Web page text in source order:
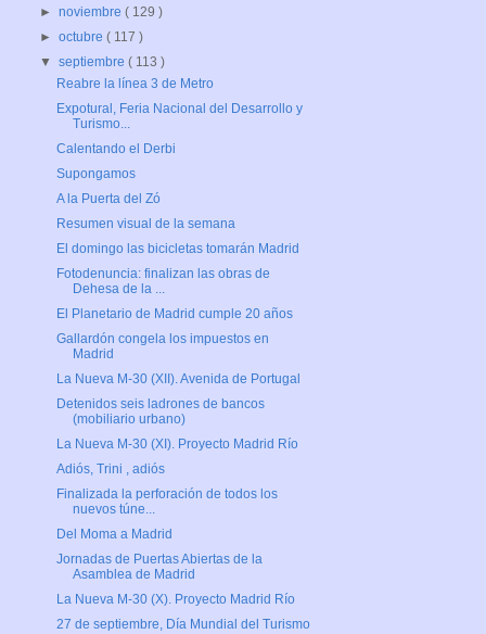
►noviembre( 129 )
►octubre( 117 )
▼septiembre( 113 )
Reabre la línea 3 de Metro
Expotural, Feria Nacional del Desarrollo y
Turismo...
Calentando el Derbi
Supongamos
A la Puerta del Zó
Resumen visual de la semana
El domingo las bicicletas tomarán Madrid
Fotodenuncia: finalizan las obras de
Dehesa de la ...
El Planetario de Madrid cumple 20 años
Gallardón congela los impuestos en
Madrid
La Nueva M-30 (XII). Avenida de Portugal
Detenidos seis ladrones de bancos
(mobiliario urbano)
La Nueva M-30 (XI). Proyecto Madrid Río
Adiós, Trini , adiós
Finalizada la perforación de todos los
nuevos túne...
Del Moma a Madrid
Jornadas de Puertas Abiertas de la
Asamblea de Madrid
La Nueva M-30 (X). Proyecto Madrid Río
27 de septiembre, Día Mundial del Turismo